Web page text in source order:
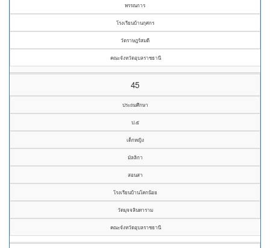
พรรณการ
โรงเรียนบ้านกุศกร
วัดราษฎร์สมดี
คณะจังหวัดอุบลราชธานี
45
ประถมศึกษา
ป.๕
เด็กหญิง
มัลลิกา
สอนสา
โรงเรียนบ้านโคกน้อย
วัดมุจจลินทาราม
คณะจังหวัดอุบลราชธานี